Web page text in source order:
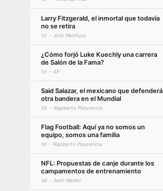
Larry Fitzgerald, el inmortal que todavía
no se retira
1d Josh Weinfuss
¿Cómo forjó Luke Kuechly una carrera
de Salón de la Fama?
1d AP
Said Salazar, el mexicano que defenderá
otra bandera en el Mundial
2d Rigoberto Plascencia
Flag Football: Aquí ya no somos un
equipo, somos una familia
1d Rigoberto Plascencia
NFL: Propuestas de canje durante los
campamentos de entrenamiento
3d Seth Walder